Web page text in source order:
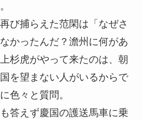
び捕らえた范閑は「なぜさ
かったんだ？澹州に何があ
杉虎がやって来たのは、朝
を望まない人がいるからで
色々と質問。
答えず慶国の護送馬車に乗